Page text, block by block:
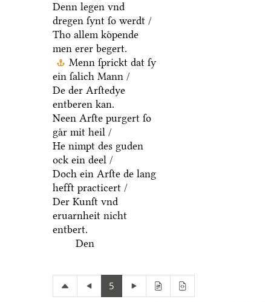
Denn legen vnd
dregen ſynt ſo werdt /
Tho allem koͤpende
men erer begert.
Menn ſprickt dat ſy
ein ſalich Mann /
De der Arſtedye
entberen kan.
Neen Arſte purgert ſo
gaͤr mit heil /
He nimpt des guden
ock ein deel /
Doch ein Arſte de lang
hefft practicert /
Der Kunſt vnd
eruarnheit nicht
entbert.
Den
5